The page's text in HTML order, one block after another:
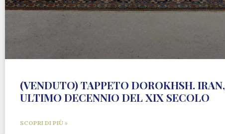
(VENDUTO) TAPPETO DOROKHSH. IRAN,
ULTIMO DECENNIO DEL XIX SECOLO
SCOPRI DI PIÙ »